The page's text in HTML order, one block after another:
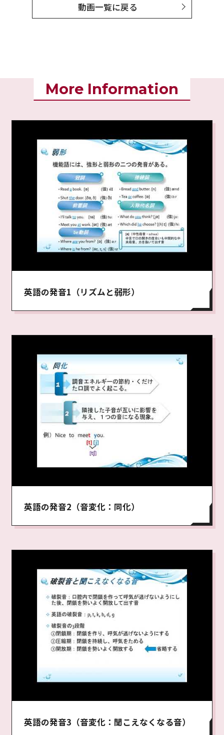
動画一覧に戻る
More Information
英語の発音1（リズムと弱形）
英語の発音2（音変化：同化）
英語の発音3（音変化：聞こえなくなる音）